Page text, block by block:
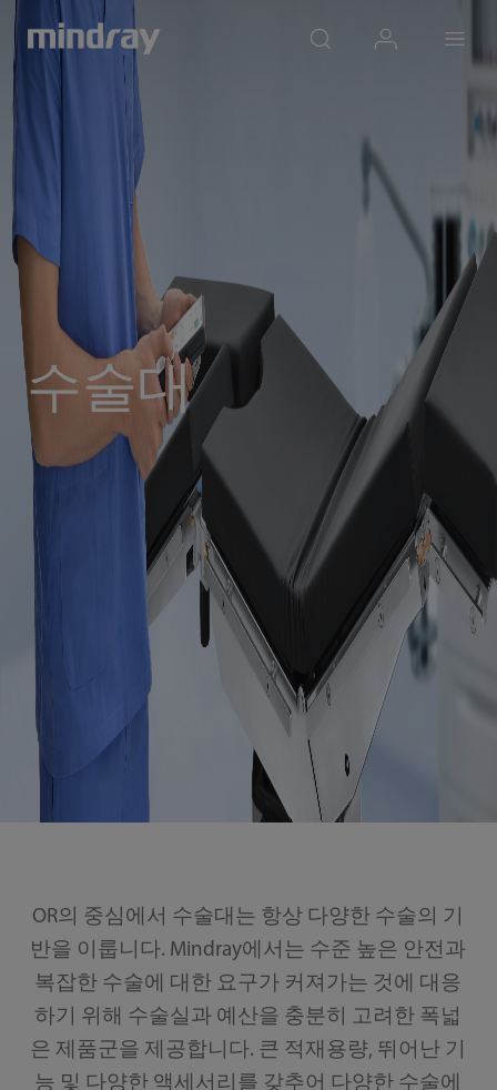
수술대
OR의 중심에서 수술대는 항상 다양한 수술의 기
반을 이룹니다. Mindray에서는 수준 높은 안전과
복잡한 수술에 대한 요구가 커져가는 것에 대응
하기 위해 수술실과 예산을 충분히 고려한 폭넓
은 제품군을 제공합니다. 큰 적재용량, 뛰어난 기
능 및 다양한 액세서리를 갖추어 다양한 수술에